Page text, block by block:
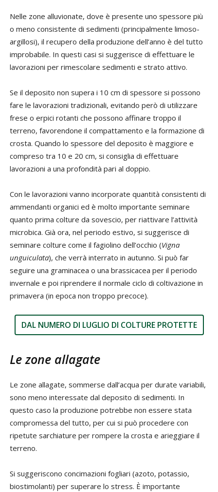
Nelle zone alluvionate, dove è presente uno spessore più
o meno consistente di sedimenti (principalmente limoso-
argillosi), il recupero della produzione dell’anno è del tutto
improbabile. In questi casi si suggerisce di effettuare le
lavorazioni per rimescolare sedimenti e strato attivo.
Se il deposito non supera i 10 cm di spessore si possono
fare le lavorazioni tradizionali, evitando però di utilizzare
frese o erpici rotanti che possono affinare troppo il
terreno, favorendone il compattamento e la formazione di
crosta. Quando lo spessore del deposito è maggiore e
compreso tra 10 e 20 cm, si consiglia di effettuare
lavorazioni a una profondità pari al doppio.
Con le lavorazioni vanno incorporate quantità consistenti di
ammendanti organici ed è molto importante seminare
quanto prima colture da sovescio, per riattivare l’attività
microbica. Già ora, nel periodo estivo, si suggerisce di
seminare colture come il fagiolino dell’occhio (Vigna
unguiculata), che verrà interrato in autunno. Si può far
seguire una graminacea o una brassicacea per il periodo
invernale e poi riprendere il normale ciclo di coltivazione in
primavera (in epoca non troppo precoce).
DAL NUMERO DI LUGLIO DI COLTURE PROTETTE
Le zone allagate
Le zone allagate, sommerse dall’acqua per durate variabili,
sono meno interessate dal deposito di sedimenti. In
questo caso la produzione potrebbe non essere stata
compromessa del tutto, per cui si può procedere con
ripetute sarchiature per rompere la crosta e arieggiare il
terreno.
Si suggeriscono concimazioni fogliari (azoto, potassio,
biostimolanti) per superare lo stress. È importante